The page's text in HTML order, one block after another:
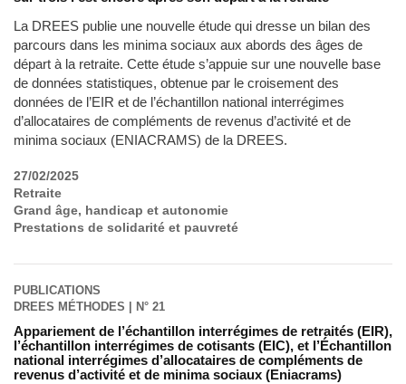
La DREES publie une nouvelle étude qui dresse un bilan des
parcours dans les minima sociaux aux abords des âges de
départ à la retraite. Cette étude s’appuie sur une nouvelle base
de données statistiques, obtenue par le croisement des
données de l’EIR et de l’échantillon national interrégimes
d’allocataires de compléments de revenus d’activité et de
minima sociaux (ENIACRAMS) de la DREES.
27/02/2025
Retraite
Grand âge, handicap et autonomie
Prestations de solidarité et pauvreté
PUBLICATIONS
DREES MÉTHODES | N° 21
Appariement de l’échantillon interrégimes de retraités (EIR),
l’échantillon interrégimes de cotisants (EIC), et l’Échantillon
national interrégimes d’allocataires de compléments de
revenus d’activité et de minima sociaux (Eniacrams)